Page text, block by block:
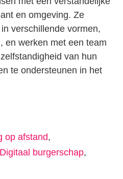
en omgeving. Ze
verschillende vormen,
en werken met een team
van hun
te ondersteunen in het
op afstand,
Digitaal burgerschap,